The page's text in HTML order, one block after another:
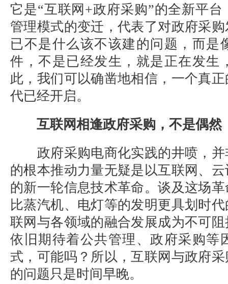
它是“互联网+政府采购”的全新平
管理模式的变迁，代表了对政府采
已不是什么该不该建的问题，而是
件，不是已经发生，就是正在发生
此，我们可以确凿地相信，一个真
代已经开启。
互联网相逢政府采购，不是偶然
政府采购电商化实践的井喷，并
的根本推动力量无疑是以互联网、
的新一轮信息技术革命。谈及这场
比蒸汽机、电灯等的发明更具划时
联网与各领域的融合发展成为不可
依旧期待着公共管理、政府采购等
式，可能吗？所以，互联网与政府
的问题只是时间早晚。